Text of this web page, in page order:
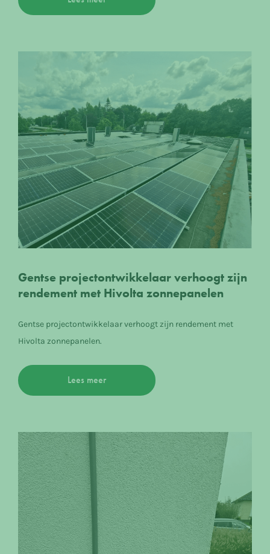
Gentse projectontwikkelaar verhoogt zijn
rendement met Hivolta zonnepanelen
Gentse projectontwikkelaar verhoogt zijn rendement met
Hivolta zonnepanelen.
Lees meer